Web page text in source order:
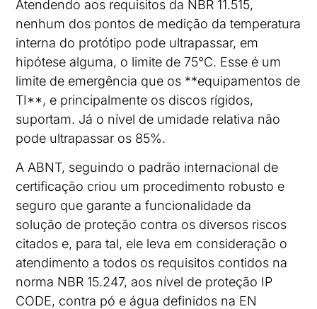
Atendendo aos requisitos da NBR 11.515,
nenhum dos pontos de medição da temperatura
interna do protótipo pode ultrapassar, em
hipótese alguma, o limite de 75°C. Esse é um
limite de emergência que os **equipamentos de
TI**, e principalmente os discos rígidos,
suportam. Já o nível de umidade relativa não
pode ultrapassar os 85%.
A ABNT, seguindo o padrão internacional de
certificação criou um procedimento robusto e
seguro que garante a funcionalidade da
solução de proteção contra os diversos riscos
citados e, para tal, ele leva em consideração o
atendimento a todos os requisitos contidos na
norma NBR 15.247, aos nível de proteção IP
CODE, contra pó e água definidos na EN